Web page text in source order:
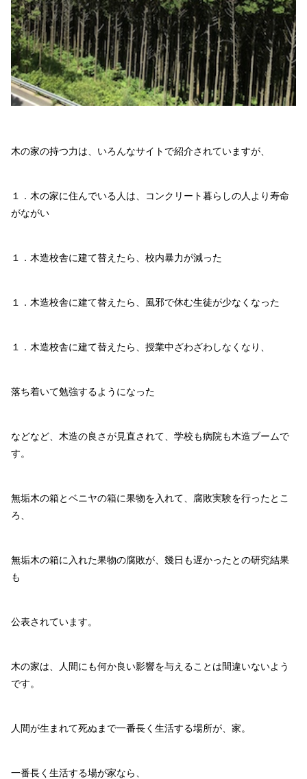
木の家の持つ力は、いろんなサイトで紹介されていますが、
１．木の家に住んでいる人は、コンクリート暮らしの人より寿命
がながい
１．木造校舎に建て替えたら、校内暴力が減った
１．木造校舎に建て替えたら、風邪で休む生徒が少なくなった
１．木造校舎に建て替えたら、授業中ざわざわしなくなり、
落ち着いて勉強するようになった
などなど、木造の良さが見直されて、学校も病院も木造ブームで
す。
無垢木の箱とベニヤの箱に果物を入れて、腐敗実験を行ったとこ
ろ、
無垢木の箱に入れた果物の腐敗が、幾日も遅かったとの研究結果
も
公表されています。
木の家は、人間にも何か良い影響を与えることは間違いないよう
です。
人間が生まれて死ぬまで一番長く生活する場所が、家。
一番長く生活する場が家なら、